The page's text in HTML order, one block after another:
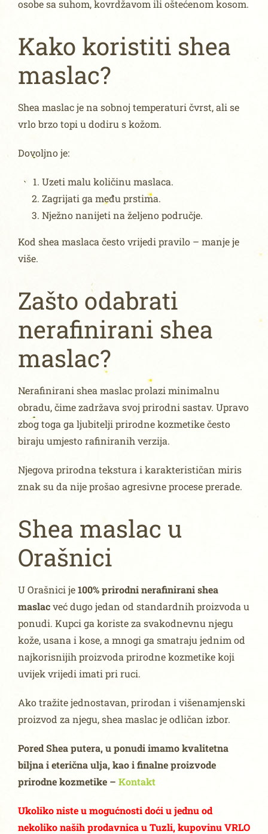
osobe sa suhom, kovrdžavom ili oštećenom kosom.
Kako koristiti shea
maslac?
Shea maslac je na sobnoj temperaturi čvrst, ali se
vrlo brzo topi u dodiru s kožom.
Dovoljno je:
Uzeti malu količinu maslaca.
Zagrijati ga među prstima.
Nježno nanijeti na željeno područje.
Kod shea maslaca često vrijedi pravilo – manje je
više.
Zašto odabrati
nerafinirani shea
maslac?
Nerafinirani shea maslac prolazi minimalnu
obradu, čime zadržava svoj prirodni sastav. Upravo
zbog toga ga ljubitelji prirodne kozmetike često
biraju umjesto rafiniranih verzija.
Njegova prirodna tekstura i karakterističan miris
znak su da nije prošao agresivne procese prerade.
Shea maslac u
Orašnici
U Orašnici je100% prirodni nerafinirani shea
maslacveć dugo jedan od standardnih proizvoda u
ponudi. Kupci ga koriste za svakodnevnu njegu
kože, usana i kose, a mnogi ga smatraju jednim od
najkorisnijih proizvoda prirodne kozmetike koji
uvijek vrijedi imati pri ruci.
Ako tražite jednostavan, prirodan i višenamjenski
proizvod za njegu, shea maslac je odličan izbor.
Pored Shea putera, u ponudi imamo kvalitetna
biljna i eterična ulja, kao i finalne proizvode
prirodne kozmetike – Kontakt
Ukoliko niste u mogućnosti doći u jednu od
nekoliko naših prodavnica u Tuzli, kupovinu VRLO